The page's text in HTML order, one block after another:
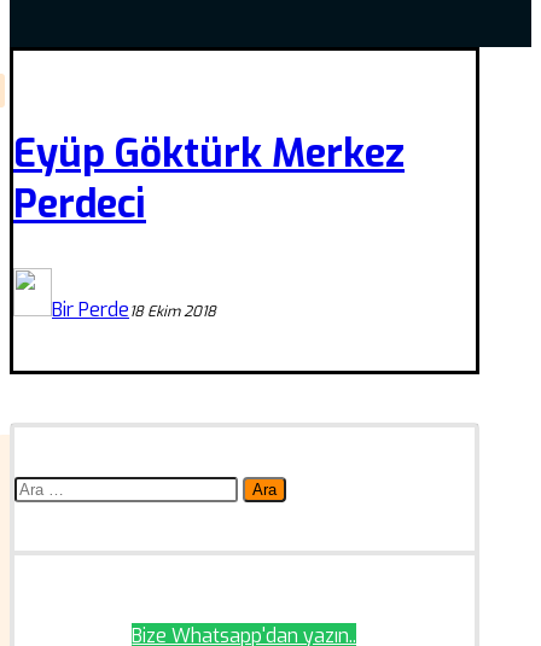
Eyüp Göktürk Merkez
Perdeci
Bir Perde18 Ekim 2018
Arama:
Bize Whatsapp'dan yazın..